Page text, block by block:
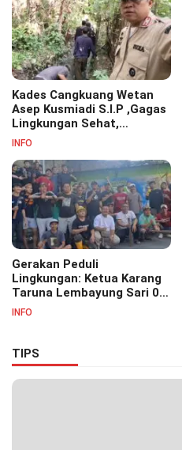
Kades Cangkuang Wetan
Asep Kusmiadi S.I.P ,Gagas
Lingkungan Sehat,
Bersihkan Saluran Air di RW
INFO
Gerakan Peduli
Lingkungan: Ketua Karang
Taruna Lembayung Sari 09
Irvan Permana Ajak
INFO
TIPS